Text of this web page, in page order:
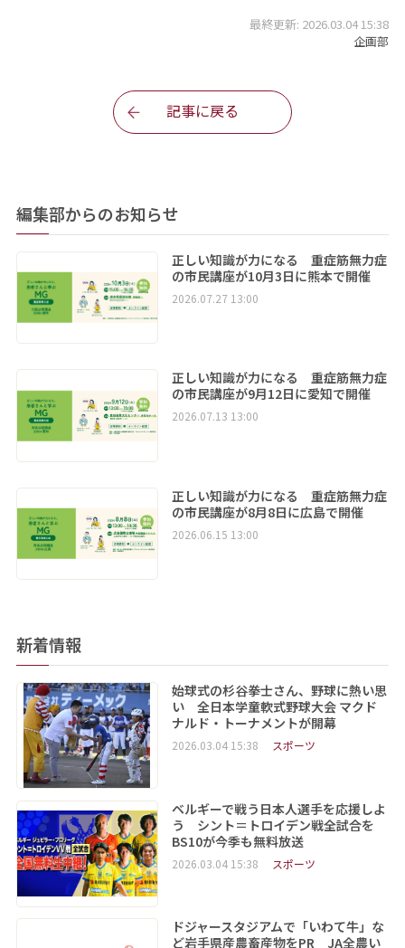
最終更新: 2026.03.04 15:38
企画部
記事に戻る
編集部からのお知らせ
正しい知識が力になる 重症筋無力症
の市民講座が10月3日に熊本で開催
2026.07.27 13:00
正しい知識が力になる 重症筋無力症
の市民講座が9月12日に愛知で開催
2026.07.13 13:00
正しい知識が力になる 重症筋無力症
の市民講座が8月8日に広島で開催
2026.06.15 13:00
新着情報
始球式の杉谷拳士さん、野球に熱い思
い 全日本学童軟式野球大会 マクド
ナルド・トーナメントが開幕
2026.03.04 15:38 スポーツ
ベルギーで戦う日本人選手を応援しよ
う シント＝トロイデン戦全試合を
BS10が今季も無料放送
2026.03.04 15:38 スポーツ
ドジャースタジアムで「いわて牛」な
ど岩手県産農畜産物をPR JA全農い